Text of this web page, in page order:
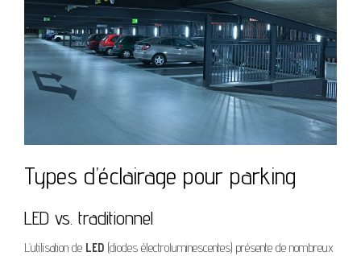
Types d’éclairage pour parking
LED vs. traditionnel
L’utilisation de LED (diodes électroluminescentes) présente de nombreux